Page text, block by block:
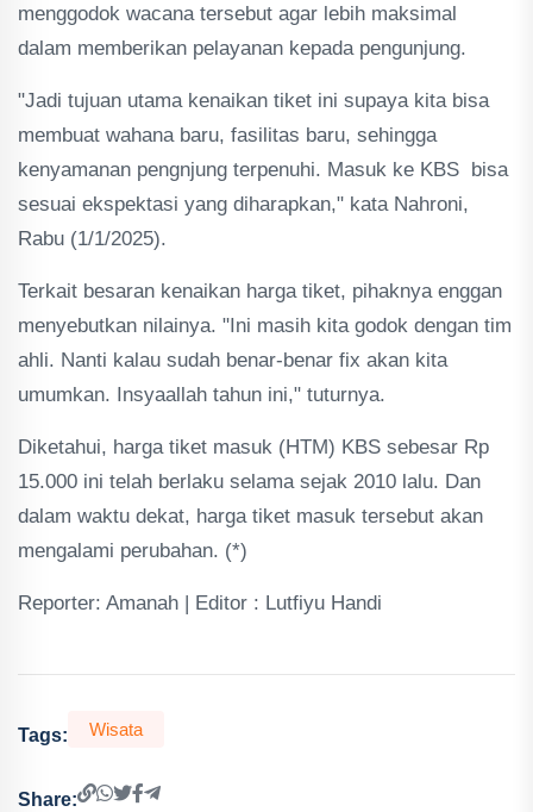
menggodok wacana tersebut agar lebih maksimal
dalam memberikan pelayanan kepada pengunjung.
"Jadi tujuan utama kenaikan tiket ini supaya kita bisa
membuat wahana baru, fasilitas baru, sehingga
kenyamanan pengnjung terpenuhi. Masuk ke KBS bisa
sesuai ekspektasi yang diharapkan," kata Nahroni,
Rabu (1/1/2025).
Terkait besaran kenaikan harga tiket, pihaknya enggan
menyebutkan nilainya. "Ini masih kita godok dengan tim
ahli. Nanti kalau sudah benar-benar fix akan kita
umumkan. Insyaallah tahun ini," tuturnya.
Diketahui, harga tiket masuk (HTM) KBS sebesar Rp
15.000 ini telah berlaku selama sejak 2010 lalu. Dan
dalam waktu dekat, harga tiket masuk tersebut akan
mengalami perubahan. (*)
Reporter: Amanah | Editor : Lutfiyu Handi
Tags: Wisata
Share: